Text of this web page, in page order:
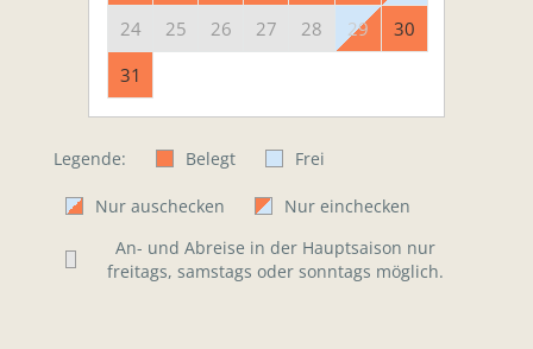
24
25 26 27 28 29
30
31
Legende: Belegt Frei
Nur auschecken
Nur einchecken
An- und Abreise in der Hauptsaison nur
freitags, samstags oder sonntags möglich.